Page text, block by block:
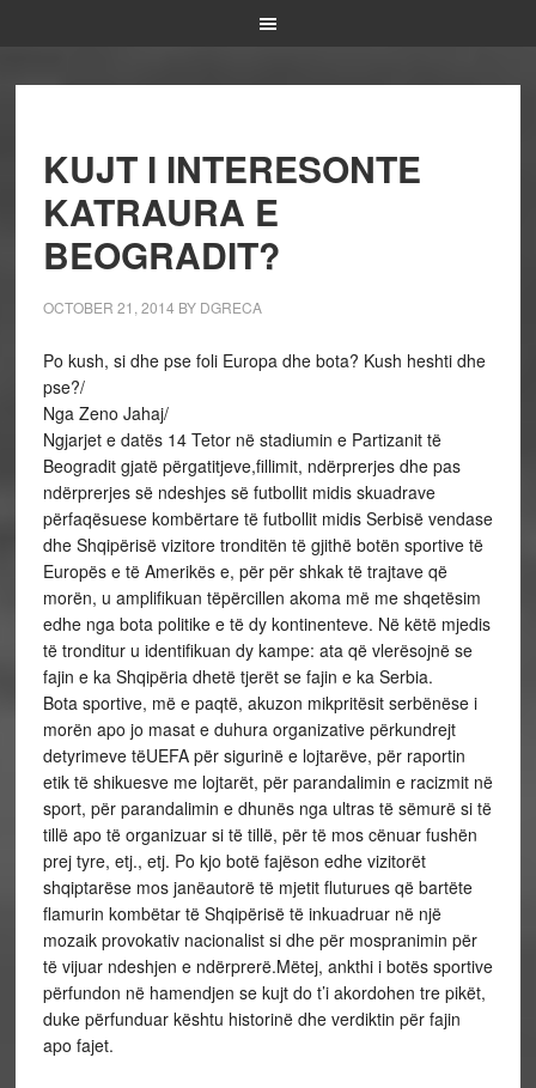
KUJT I INTERESONTE
KATRAURA E
BEOGRADIT?
OCTOBER 21, 2014 BY DGRECA
Po kush, si dhe pse foli Europa dhe bota? Kush heshti dhe
pse?/
Nga Zeno Jahaj/
Ngjarjet e datës 14 Tetor në stadiumin e Partizanit të
Beogradit gjatë përgatitjeve,fillimit, ndërprerjes dhe pas
ndërprerjes së ndeshjes së futbollit midis skuadrave
përfaqësuese kombërtare të futbollit midis Serbisë vendase
dhe Shqipërisë vizitore tronditën të gjithë botën sportive të
Europës e të Amerikës e, për për shkak të trajtave që
morën, u amplifikuan tëpërcillen akoma më me shqetësim
edhe nga bota politike e të dy kontinenteve. Në këtë mjedis
të tronditur u identifikuan dy kampe: ata që vlerësojnë se
fajin e ka Shqipëria dhetë tjerët se fajin e ka Serbia.
Bota sportive, më e paqtë, akuzon mikpritësit serbënëse i
morën apo jo masat e duhura organizative përkundrejt
detyrimeve tëUEFA për sigurinë e lojtarëve, për raportin
etik të shikuesve me lojtarët, për parandalimin e racizmit në
sport, për parandalimin e dhunës nga ultras të sëmurë si të
tillë apo të organizuar si të tillë, për të mos cënuar fushën
prej tyre, etj., etj. Po kjo botë fajëson edhe vizitorët
shqiptarëse mos janëautorë të mjetit fluturues që bartëte
flamurin kombëtar të Shqipërisë të inkuadruar në një
mozaik provokativ nacionalist si dhe për mospranimin për
të vijuar ndeshjen e ndërprerë.Mëtej, ankthi i botës sportive
përfundon në hamendjen se kujt do t’i akordohen tre pikët,
duke përfunduar kështu historinë dhe verdiktin për fajin
apo fajet.